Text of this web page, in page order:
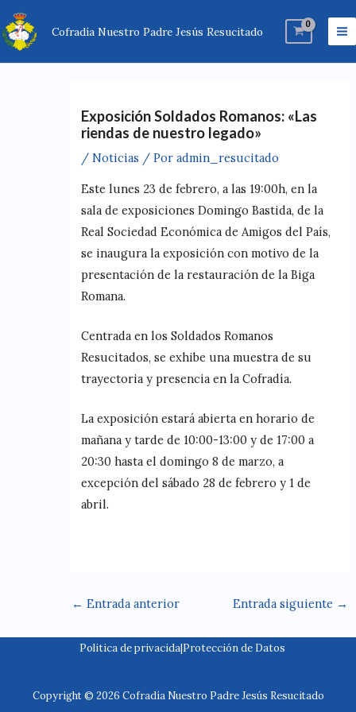
al
contenido
Cofradía Nuestro Padre Jesús Resucitado
Exposición Soldados Romanos: «Las
riendas de nuestro legado»
/Noticias / Poradmin_resucitado
Este lunes 23 de febrero, a las 19:00h, en la
sala de exposiciones Domingo Bastida, de la
Real Sociedad Económica de Amigos del País,
se inaugura la exposición con motivo de la
presentación de la restauración de la Biga
Romana.
Centrada en los Soldados Romanos
Resucitados, se exhibe una muestra de su
trayectoria y presencia en la Cofradía.
La exposición estará abierta en horario de
mañana y tarde de 10:00-13:00 y de 17:00 a
20:30 hasta el domingo 8 de marzo, a
excepción del sábado 28 de febrero y 1 de
abril.
← Entrada anterior Entrada siguiente →
Politica de privacida|Protección de Datos
Copyright © 2026 Cofradía Nuestro Padre Jesús Resucitado